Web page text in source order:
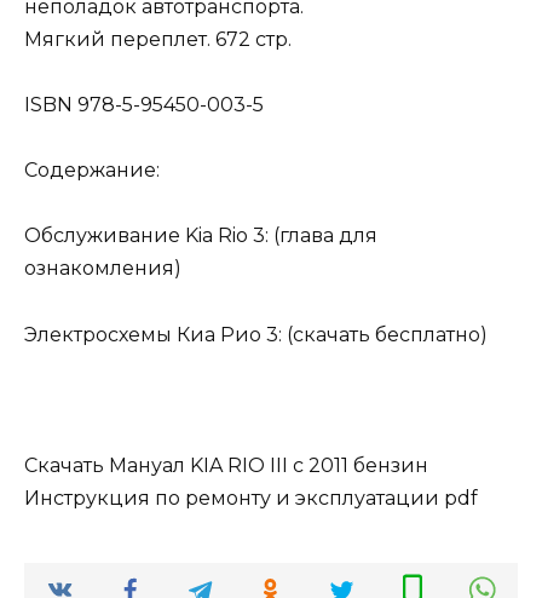
неполадок автотранспорта.
Мягкий переплет. 672 стр.
ISBN 978-5-95450-003-5
Содержание:
Обслуживание Kia Rio 3: (глава для
ознакомления)
Электросхемы Киа Рио 3: (скачать бесплатно)
Скачать Мануал KIA RIO III с 2011 бензин
Инструкция по ремонту и эксплуатации pdf